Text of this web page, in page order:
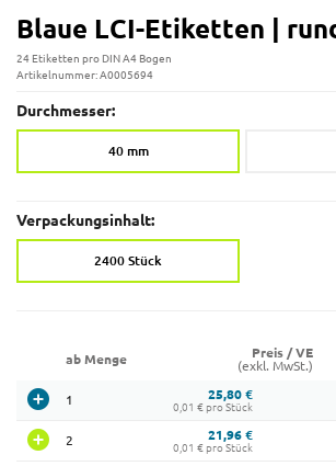
Blaue LCI-Etiketten |
24 Etiketten pro DIN A4 Bogen
Artikelnummer: A0005694
Durchmesser:
40 mm
Verpackungsinhalt:
2400 Stück
ab Menge
Preis / VE
(exkl. MwSt.)
1 25,80 €
0,01 € pro Stück
2 21,96 €
0,01 € pro Stück